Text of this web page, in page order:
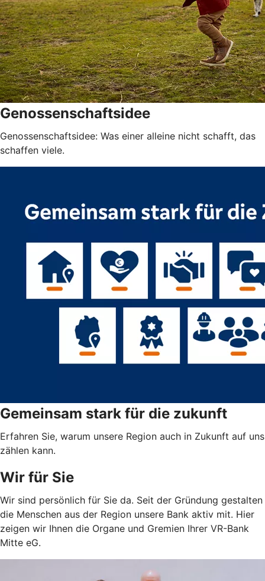
Genossenschaftsidee
Genossenschaftsidee: Was einer alleine nicht schafft, das
schaffen viele.
Gemeinsam stark für die zukunft
Erfahren Sie, warum unsere Region auch in Zukunft auf uns
zählen kann.
Wir für Sie
Wir sind persönlich für Sie da. Seit der Gründung gestalten
die Menschen aus der Region unsere Bank aktiv mit. Hier
zeigen wir Ihnen die Organe und Gremien Ihrer VR-Bank
Mitte eG.